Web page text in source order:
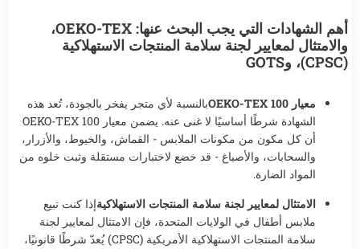
أهم الشهادات التي يجب البحث عنها: OEKO-TEX،
والامتثال لمعايير لجنة سلامة المنتجات الاستهلاكية
(CPSC)، وGOTS
معيار OEKO-TEX 100
بالنسبة لأي متجر يفخر بالجودة، تُعد هذه
الشهادة شرطًا أساسيًا لا غنى عنه. يضمن معيار OEKO-TEX 100
أن كل مكون من مكونات الملابس - القماش، والخيوط، والأزرار،
والسحابات، والأصباغ - قد خضع لاختبارات مستقلة وثبت خلوه من
المواد الضارة.
الامتثال لمعايير لجنة سلامة المنتجات الاستهلاكيةإذا كنت تبيع
ملابس أطفال في الولايات المتحدة، فإن الامتثال لمعايير لجنة
سلامة المنتجات الاستهلاكية الأمريكية (CPSC) يُعدّ شرطًا قانونيًا،